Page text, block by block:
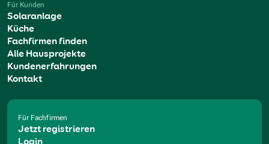
Für Kunden
Solaranlage
Küche
Fachfirmen finden
Alle Hausprojekte
Kundenerfahrungen
Kontakt
Für Fachfirmen
Jetzt registrieren